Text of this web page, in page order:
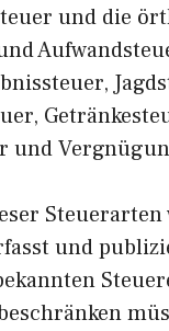
und die
und
Steuerarten
und